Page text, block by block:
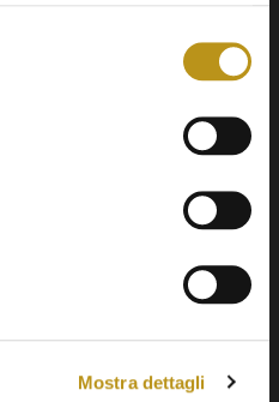
Mostra dettagli